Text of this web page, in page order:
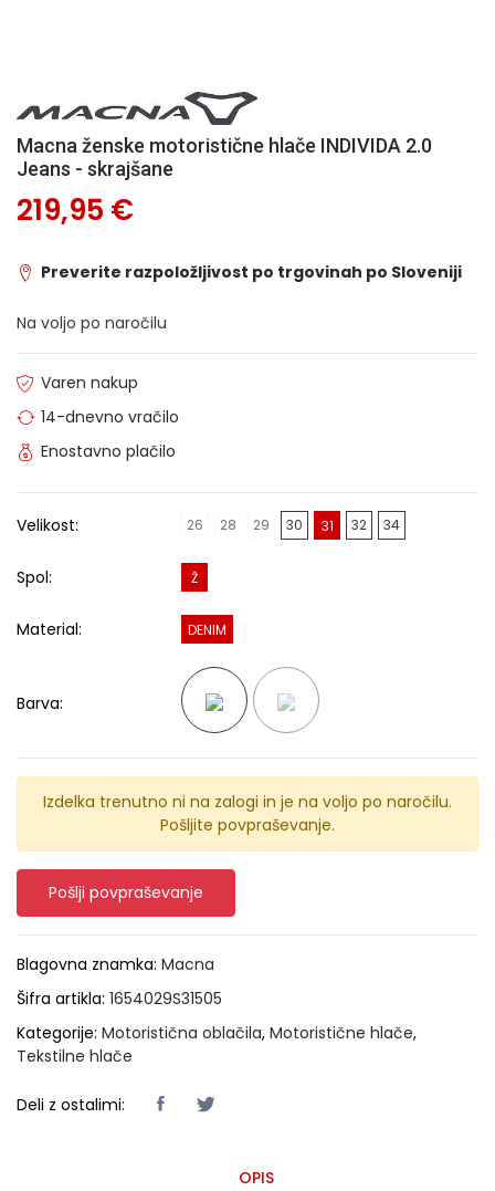
Macna ženske motoristične hlače INDIVIDA 2.0
Jeans - skrajšane
219,95 €
Preverite razpoložljivost po trgovinah po Sloveniji
Na voljo po naročilu
Varen nakup
14-dnevno vračilo
Enostavno plačilo
Velikost: 26 28 29 30 31 32 34
Spol: Ž
Material: DENIM
Barva:
Izdelka trenutno ni na zalogi in je na voljo po naročilu.
Pošljite povpraševanje.
Pošlji povpraševanje
Blagovna znamka: Macna
Šifra artikla: 1654029S31505
Kategorije: Motoristična oblačila, Motoristične hlače,
Tekstilne hlače
Deli z ostalimi:
OPIS